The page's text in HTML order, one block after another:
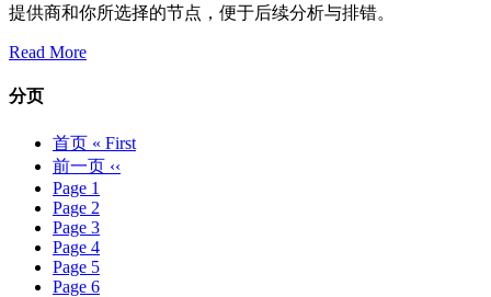
提供商和你所选择的节点，便于后续分析与排错。
Read More
分页
首页 « First
前一页 ‹‹
Page 1
Page 2
Page 3
Page 4
Page 5
Page 6